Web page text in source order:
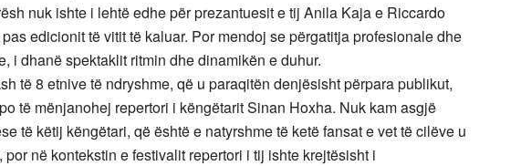
nuk ishte i lehtë edhe për prezantuesit e tij Anila Kaja e Riccardo
edicionit të vitit të kaluar. Por mendoj se përgatitja profesionale dhe
i dhanë spektaklit ritmin dhe dinamikën e duhur.
të 8 etnive të ndryshme, që u paraqitën denjësisht përpara publikut,
të mënjanohej repertori i këngëtarit Sinan Hoxha. Nuk kam asgjë
të këtij këngëtari, që është e natyrshme të ketë fansat e vet të cilëve u
në kontekstin e festivalit repertori i tij ishte krejtësisht i